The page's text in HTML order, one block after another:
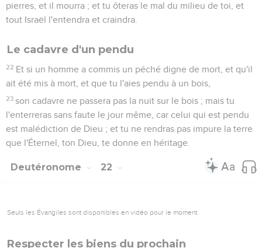
pierres, et il mourra ; et tu ôteras le mal du milieu de toi, et
tout Israël l'entendra et craindra.
Le cadavre d'un pendu
22 Et si un homme a commis un péché digne de mort, et qu'il
ait été mis à mort, et que tu l'aies pendu à un bois,
23 son cadavre ne passera pas la nuit sur le bois ; mais tu
l'enterreras sans faute le jour même, car celui qui est pendu
est malédiction de Dieu ; et tu ne rendras pas impure la terre
que l'Éternel, ton Dieu, te donne en héritage.
Deutéronome 22
Seuls les Évangiles sont disponibles en vidéo pour le moment.
Respecter les biens du prochain